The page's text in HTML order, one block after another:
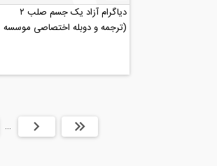
دیاگرام آزاد یک جسم صلب ۲
(ترجمه و دوبله اختصاصی موسسه
ابتدا قبلی …